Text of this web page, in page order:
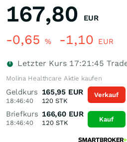
167,80 EUR
-0,65 % -1,10 EUR
Letzter Kurs 17:21:45
Molina Healthcare Aktie kaufen
Geldkurs
18:46:40
165,95 EUR
120 STK
Briefkurs
18:46:40
166,60 EUR
120STK
Verkauf
Kauf